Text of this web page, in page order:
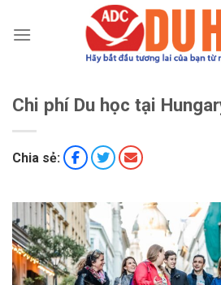
đến
Chi phí Du học tại
Chia sẻ: